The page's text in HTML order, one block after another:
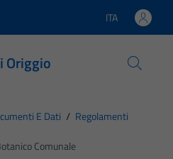
Lingua attiva:
ITA
Origgio
E Dati / Regolamenti
Comunale